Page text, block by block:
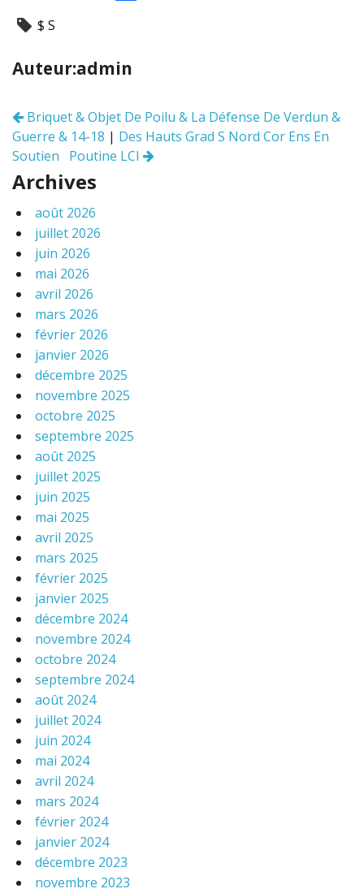
ac
e
b
o
k
er
m
l
$ S
Auteur:admin
Navigation
des
articles
Briquet & Objet De Poilu & La Défense De Verdun &
Guerre & 14-18 | Des Hauts Grad S Nord Cor Ens En
Soutien Poutine LCI
Archives
août 2026
juillet 2026
juin 2026
mai 2026
avril 2026
mars 2026
février 2026
janvier 2026
décembre 2025
novembre 2025
octobre 2025
septembre 2025
août 2025
juillet 2025
juin 2025
mai 2025
avril 2025
mars 2025
février 2025
janvier 2025
décembre 2024
novembre 2024
octobre 2024
septembre 2024
août 2024
juillet 2024
juin 2024
mai 2024
avril 2024
mars 2024
février 2024
janvier 2024
décembre 2023
novembre 2023